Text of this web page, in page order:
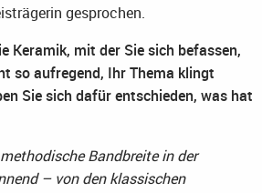
gesprochen.
Keramik, mit der Sie sich befassen,
so aufregend, Ihr Thema klingt
Sie sich dafür entschieden, was hat
Bandbreite in der
– von den klassischen